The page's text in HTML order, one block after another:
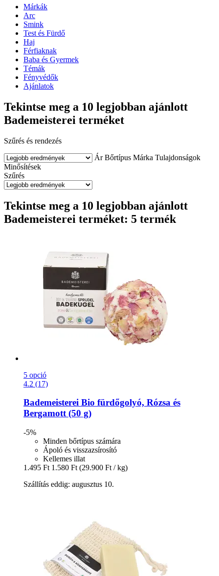
Márkák
Arc
Smink
Test és Fürdő
Haj
Férfiaknak
Baba és Gyermek
Témák
Fényvédők
Ajánlatok
Tekintse meg a 10 legjobban ajánlott
Bademeisterei terméket
Szűrés és rendezés
Ár Bőrtípus Márka Tulajdonságok
Minősítések
Szűrés
Tekintse meg a 10 legjobban ajánlott
Bademeisterei terméket: 5 termék
5 opció
4.2 (17)
Bademeisterei Bio fürdőgolyó, Rózsa és
Bergamott (50 g)
-5%
Minden bőrtípus számára
Ápoló és visszazsírosító
Kellemes illat
1.495 Ft 1.580 Ft (29.900 Ft / kg)
Szállítás eddig: augusztus 10.